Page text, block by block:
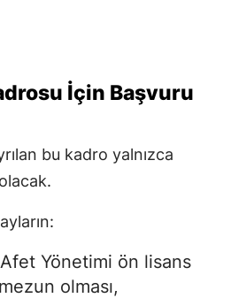
İçin Başvuru
bu kadro yalnızca
Yönetimi ön lisans
olması,